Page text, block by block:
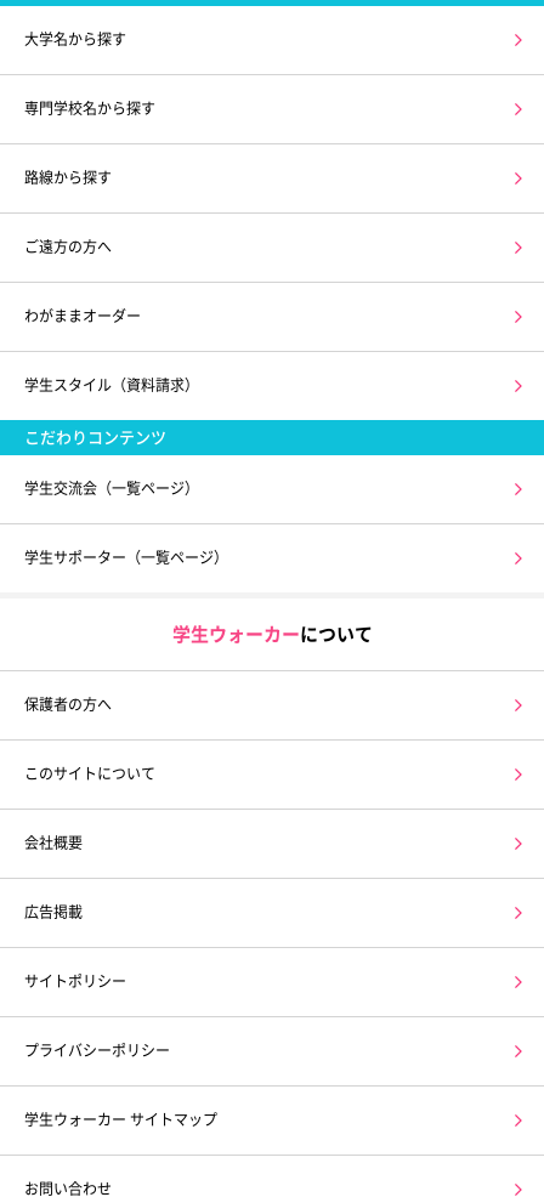
大学名から探す
専門学校名から探す
路線から探す
ご遠方の方へ
わがままオーダー
学生スタイル（資料請求）
こだわりコンテンツ
学生交流会（一覧ページ）
学生サポーター（一覧ページ）
学生ウォーカーについて
保護者の方へ
このサイトについて
会社概要
広告掲載
サイトポリシー
プライバシーポリシー
学生ウォーカー サイトマップ
お問い合わせ